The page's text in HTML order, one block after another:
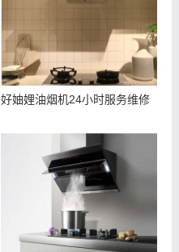
好妯娌油烟机24小时服务维修